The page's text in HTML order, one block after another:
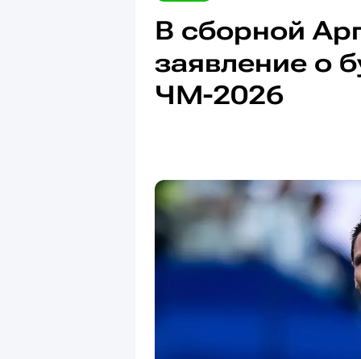
В сборной
заявление о
ЧМ-2026